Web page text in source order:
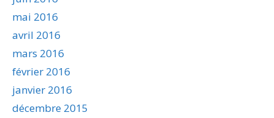
mai 2016
avril 2016
mars 2016
février 2016
janvier 2016
décembre 2015